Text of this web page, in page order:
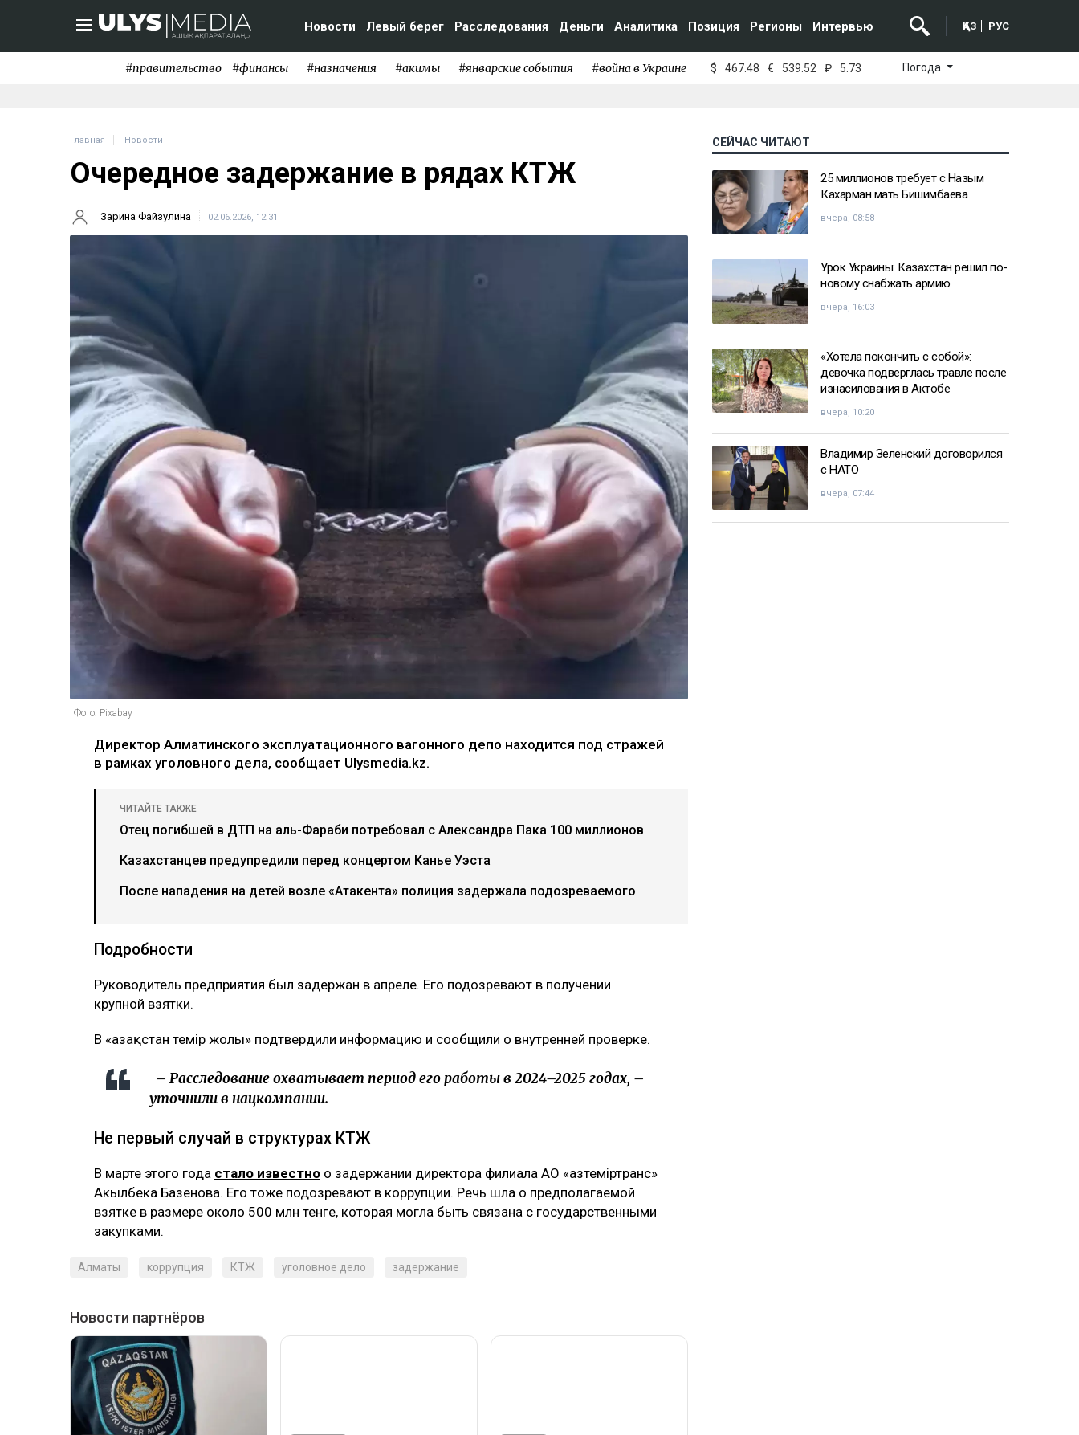
Новости Левый берег Расследования Деньги Аналитика Позиция Регионы Интервью ҚАЗ РУС
#правительство #финансы #назначения #акимы #январские события #война в Украине $ 467.48 € 539.52 ₽ 5.73 Погода
Главная Новости
Очередное задержание в рядах КТЖ
Зарина Файзулина 02.06.2026, 12:31
Фото: Pixabay
Директор Алматинского эксплуатационного вагонного депо находится под стражей
в рамках уголовного дела, сообщает Ulysmedia.kz.
ЧИТАЙТЕ ТАКЖЕ
Отец погибшей в ДТП на аль-Фараби потребовал с Александра Пака 100 миллионов
Казахстанцев предупредили перед концертом Канье Уэста
После нападения на детей возле «Атакента» полиция задержала подозреваемого
Подробности
Руководитель предприятия был задержан в апреле. Его подозревают в получении
крупной взятки.
В «Қазақстан темір жолы» подтвердили информацию и сообщили о внутренней проверке.
– Расследование охватывает период его работы в 2024–2025 годах, –
уточнили в нацкомпании.
Не первый случай в структурах КТЖ
В марте этого года стало известно о задержании директора филиала АО «Қазтеміртранс»
Акылбека Базенова. Его тоже подозревают в коррупции. Речь шла о предполагаемой
взятке в размере около 500 млн тенге, которая могла быть связана с государственными
закупками.
Алматы коррупция КТЖ уголовное дело задержание
СЕЙЧАС ЧИТАЮТ
25 миллионов требует с Назым
Кахарман мать Бишимбаева
вчера, 08:58
Урок Украины: Казахстан решил по-
новому снабжать армию
вчера, 16:03
«Хотела покончить с собой»:
девочка подверглась травле после
изнасилования в Актобе
вчера, 10:20
Владимир Зеленский договорился
с НАТО
вчера, 07:44